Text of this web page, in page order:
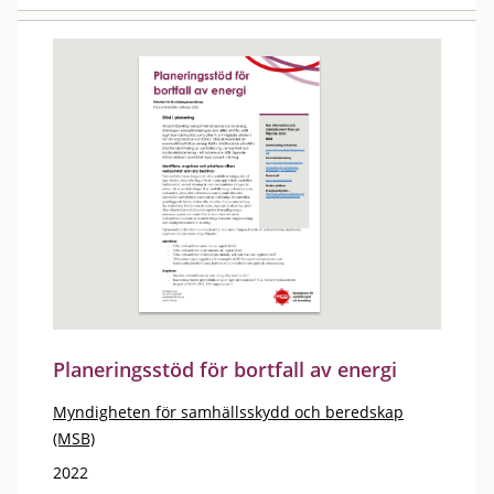
Planeringsstöd för bortfall av energi
Myndigheten för samhällsskydd och beredskap
(MSB)
2022